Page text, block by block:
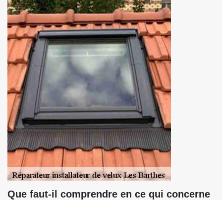
Que faut-il comprendre en ce qui concerne